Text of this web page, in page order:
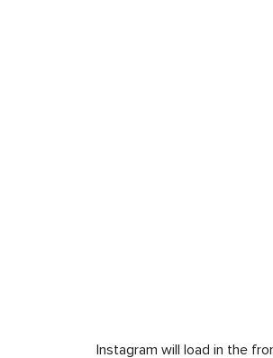
Instagram will load in the